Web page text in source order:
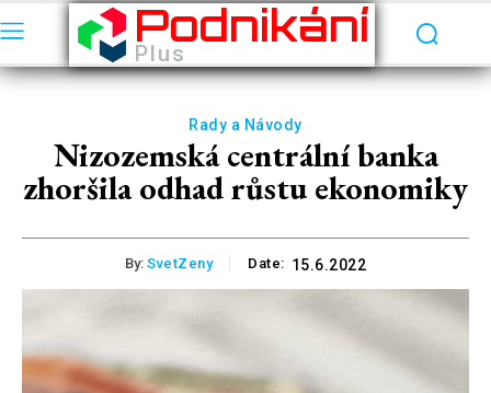
Podnikání
Plus
Rady a Návody
Nizozemská centrální banka
zhoršila odhad růstu ekonomiky
By: SvetZeny Date: 15.6.2022